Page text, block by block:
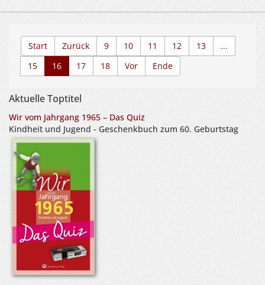
Start Zurück 9 10 11 12 13
...
15
16 17 18 Vor Ende
Aktuelle Toptitel
Wir vom Jahrgang 1965 – Das Quiz
Kindheit und Jugend - Geschenkbuch zum 60. Geburtstag